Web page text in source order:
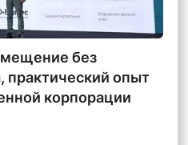
без
практический опыт
корпорации